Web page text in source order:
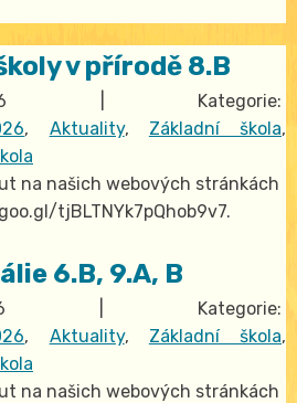
v přírodě 8.B
| Kategorie:
, Aktuality, Základní škola,
na našich webových stránkách
tjBLTNYk7pQhob9v7.
6.B, 9.A, B
| Kategorie:
, Aktuality, Základní škola,
na našich webových stránkách